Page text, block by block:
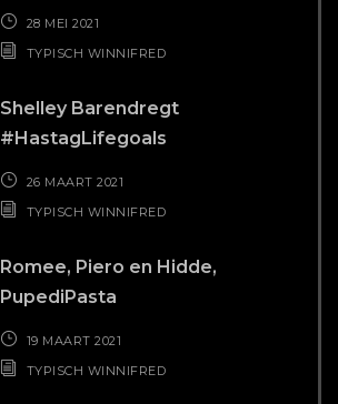
28 MEI 2021
TYPISCH WINNIFRED
Shelley Barendregt
#HastagLifegoals
26 MAART 2021
TYPISCH WINNIFRED
Romee, Piero en Hidde,
PupediPasta
19 MAART 2021
TYPISCH WINNIFRED